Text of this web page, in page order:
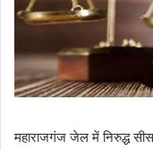
महाराजगंज जेल में निरुद्ध